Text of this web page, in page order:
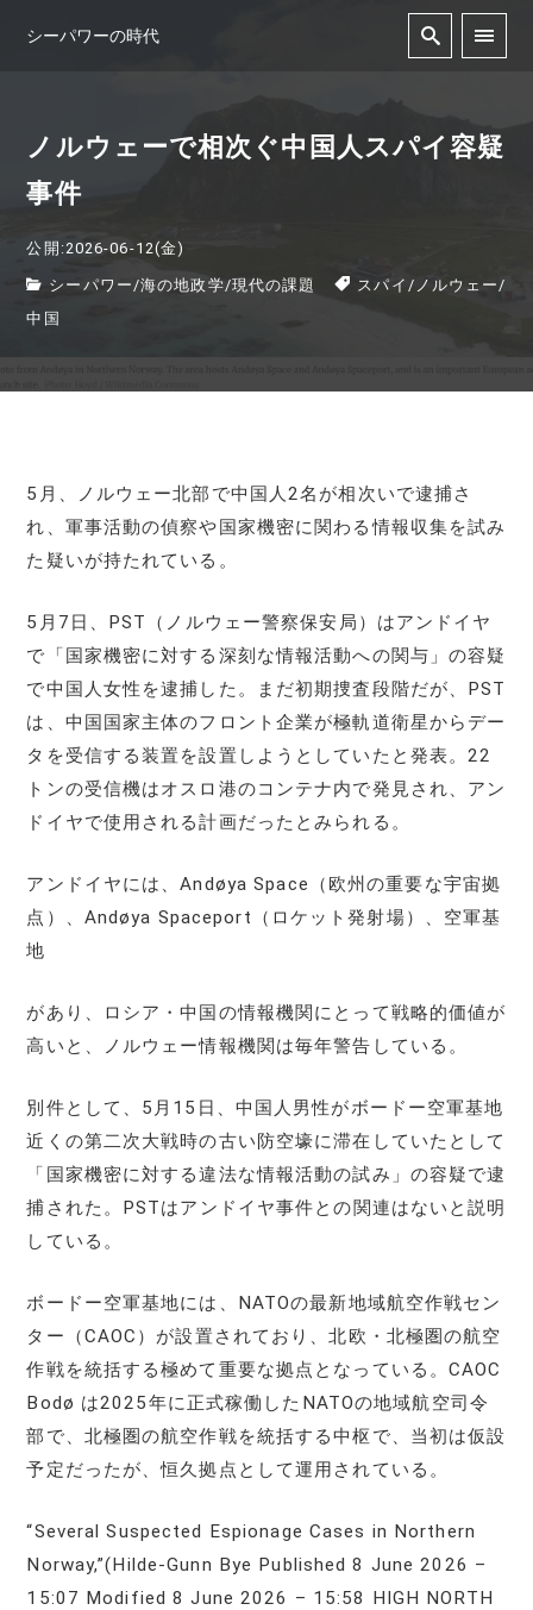
シーパワーの時代
ノルウェーで相次ぐ中国人スパイ容疑
事件
公開:2026-06-12(金)
シーパワー /海の地政学/現代の課題 スパイ / ノルウェー /
中国
5月、ノルウェー北部で中国人2名が相次いで逮捕さ
れ、軍事活動の偵察や国家機密に関わる情報収集を試み
た疑いが持たれている。
5月7日、PST（ノルウェー警察保安局）はアンドイヤ
で「国家機密に対する深刻な情報活動への関与」の容疑
で中国人女性を逮捕した。まだ初期捜査段階だが、PST
は、中国国家主体のフロント企業が極軌道衛星からデー
タを受信する装置を設置しようとしていたと発表。22
トンの受信機はオスロ港のコンテナ内で発見され、アン
ドイヤで使用される計画だったとみられる。
アンドイヤには、Andøya Space（欧州の重要な宇宙拠
点）、Andøya Spaceport（ロケット発射場）、空軍基
地
があり、ロシア・中国の情報機関にとって戦略的価値が
高いと、ノルウェー情報機関は毎年警告している。
別件として、5月15日、中国人男性がボードー空軍基地
近くの第二次大戦時の古い防空壕に滞在していたとして
「国家機密に対する違法な情報活動の試み」の容疑で逮
捕された。PSTはアンドイヤ事件との関連はないと説明
している。
ボードー空軍基地には、NATOの最新地域航空作戦セン
ター（CAOC）が設置されており、北欧・北極圏の航空
作戦を統括する極めて重要な拠点となっている。CAOC
Bodø は2025年に正式稼働したNATOの地域航空司令
部で、北極圏の航空作戦を統括する中枢で、当初は仮設
予定だったが、恒久拠点として運用されている。
“Several Suspected Espionage Cases in Northern
Norway,”(Hilde-Gunn Bye Published 8 June 2026 –
15:07 Modified 8 June 2026 – 15:58 HIGH NORTH